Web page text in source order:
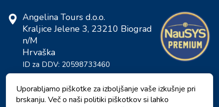
Angelina Tours d.o.o.
Kraljice Jelene 3, 23210 Biograd
n/M
Hrvaška
ID za DDV: 20598733460
ID: HR-AB-23-060130534, MB:
0650676
Uporabljamo piškotke za izboljšanje vaše izkušnje pri
brskanju. Več o naši politiki piškotkov si lahko